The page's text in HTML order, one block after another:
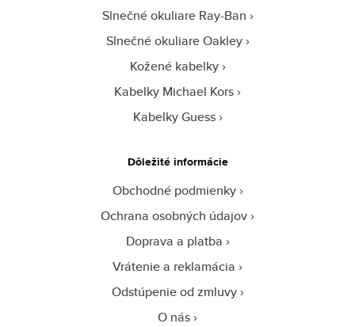
Slnečné okuliare Ray-Ban
Slnečné okuliare Oakley
Kožené kabelky
Kabelky Michael Kors
Kabelky Guess
Dôležité informácie
Obchodné podmienky
Ochrana osobných údajov
Doprava a platba
Vrátenie a reklamácia
Odstúpenie od zmluvy
O nás